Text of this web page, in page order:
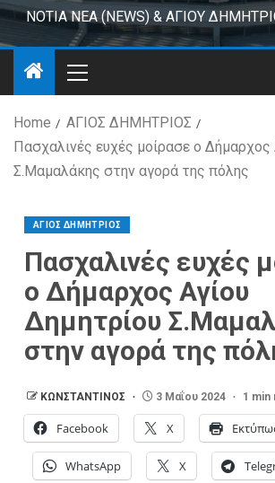
ΝΟΤΙΑ ΝΕΑ (NEWS) & ΑΓΙΟΥ
Home
ΑΓΙΟΣ ΔΗΜΗΤΡΙΟΣ
Πασχαλινές ευχές μοίρασε ο Δήμαρχος
Σ.Μαμαλάκης στην αγορά της πόλης
ΑΓΙΟΣ ΔΗΜΗΤΡΙΟΣ
Πασχαλινές ευχές
ο Δήμαρχος Αγίου
Δημητρίου
στην αγορά της
ΚΩΝΣΤΑΝΤΙΝΟΣ 3 Μαΐου 2024 1 min
Facebook X
WhatsApp X